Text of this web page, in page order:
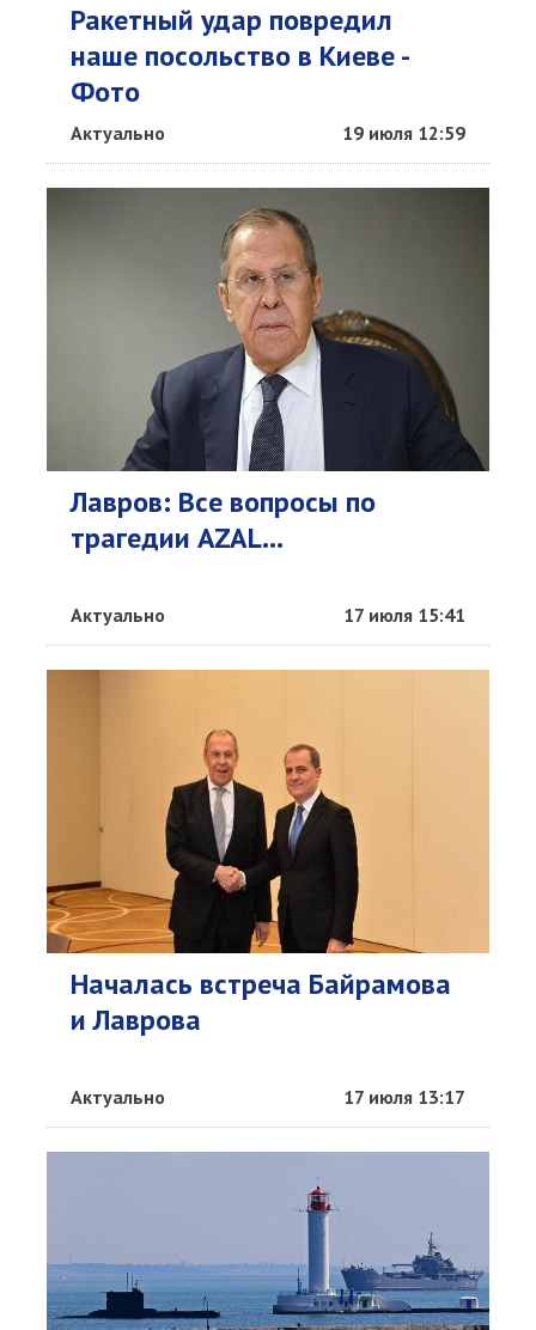
Ракетный удар повредил
наше посольство в Киеве -
Фото
Актуально 19 июля 12:59
Лавров: Все вопросы по
трагедии AZAL...
Актуально 17 июля 15:41
Началась встреча Байрамова
и Лаврова
Актуально 17 июля 13:17